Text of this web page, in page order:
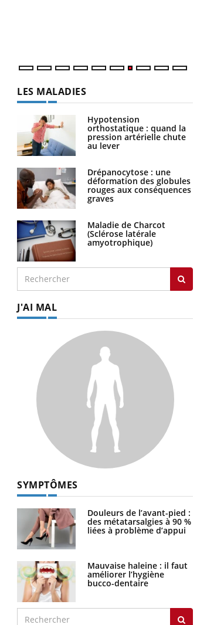
La sieste empêche-t-elle de dormir
la nuit ?
LES MALADIES
Hypotension
orthostatique : quand la
pression artérielle chute
au lever
Drépanocytose : une
déformation des globules
rouges aux conséquences
graves
Maladie de Charcot
(Sclérose latérale
amyotrophique)
J'AI MAL
SYMPTÔMES
Douleurs de l’avant-pied :
des métatarsalgies à 90 %
liées à problème d’appui
Mauvaise haleine : il faut
améliorer l’hygiène
bucco-dentaire